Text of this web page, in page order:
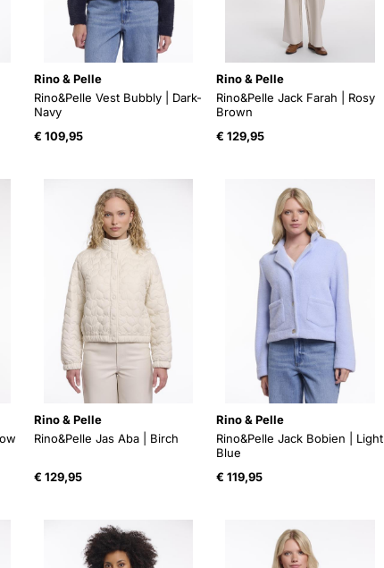
Rino & Pelle
Rino&Pelle Vest Bubbly | Dark-
Navy
€ 109,95
Rino & Pelle
Rino&Pelle Jack Farah | Rosy
Brown
€ 129,95
Rino & Pelle
Rino&Pelle Jas Aba | Birch
€ 129,95
Rino & Pelle
Rino&Pelle Jack Bobien | Light
Blue
€ 119,95